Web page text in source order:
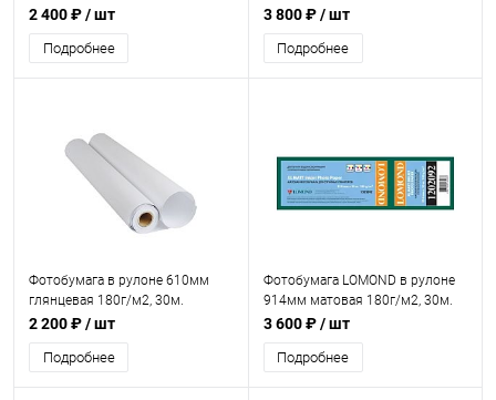
2 400 ₽/ шт
Подробнее
3 800 ₽/ шт
Подробнее
Фотобумага в рулоне 610мм
глянцевая 180г/м2, 30м.
2 200 ₽/ шт
Подробнее
Фотобумага LOMOND в рулоне
914мм матовая 180г/м2, 30м.
(1202092)
3 600 ₽/ шт
Подробнее